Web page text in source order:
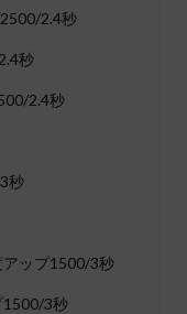
2.4秒
秒
2.4秒
秒
アップ1500/3秒
1500/3秒